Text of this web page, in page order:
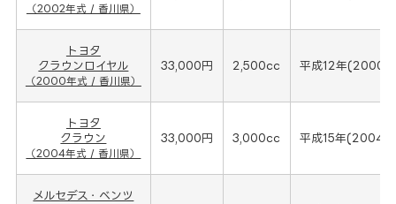
（2002年式 / 香川県）
トヨタ
クラウンロイヤル
（2000年式 / 香川県）
33,000円 2,500cc 平成12年(2000
トヨタ
クラウン
（2004年式 / 香川県）
33,000円 3,000cc 平成15年(2004
メルセデス・ベンツ